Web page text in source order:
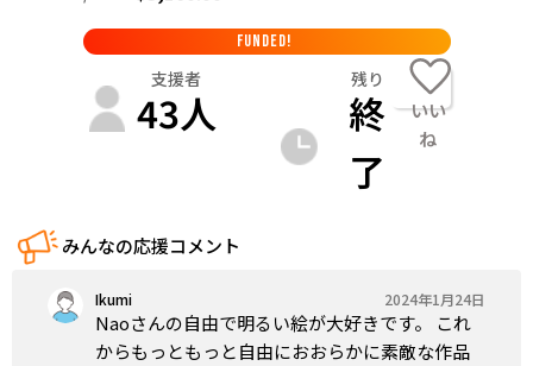
九州・沖縄
佐賀 長崎 熊本 大分 宮崎
FUNDED!
支援者
43人
残り
終
了
いい
ね
みんなの応援コメント
Ikumi 2024年1月24日
Naoさんの自由で明るい絵が大好きです。 これ
からもっともっと自由におおらかに素敵な作品